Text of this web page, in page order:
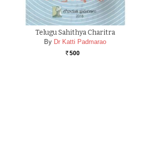
Telugu Sahithya Charitra
By Dr Katti Padmarao
Rs. 500